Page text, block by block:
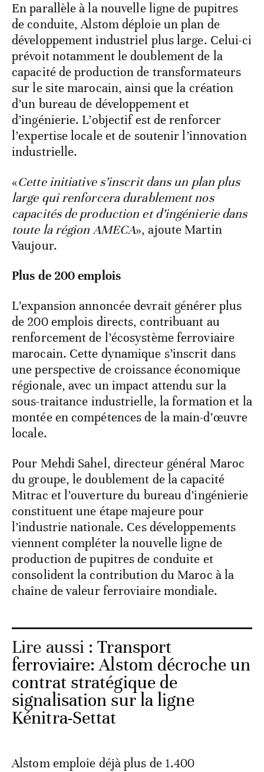
En parallèle à la nouvelle ligne de pupitres
de conduite, Alstom déploie un plan de
développement industriel plus large. Celui-ci
prévoit notamment le doublement de la
capacité de production de transformateurs
sur le site marocain, ainsi que la création
d’un bureau de développement et
d’ingénierie. L’objectif est de renforcer
l’expertise locale et de soutenir l’innovation
industrielle.
«Cette initiative s’inscrit dans un plan plus
large qui renforcera durablement nos
capacités de production et d’ingénierie dans
toute la région AMECA», ajoute Martin
Vaujour.
Plus de 200 emplois
L’expansion annoncée devrait générer plus
de 200 emplois directs, contribuant au
renforcement de l’écosystème ferroviaire
marocain. Cette dynamique s’inscrit dans
une perspective de croissance économique
régionale, avec un impact attendu sur la
sous-traitance industrielle, la formation et la
montée en compétences de la main-d’œuvre
locale.
Pour Mehdi Sahel, directeur général Maroc
du groupe, le doublement de la capacité
Mitrac et l’ouverture du bureau d’ingénierie
constituent une étape majeure pour
l’industrie nationale. Ces développements
viennent compléter la nouvelle ligne de
production de pupitres de conduite et
consolident la contribution du Maroc à la
chaîne de valeur ferroviaire mondiale.
Lire aussi :Transport
ferroviaire: Alstom décroche un
contrat stratégique de
signalisation sur la ligne
Kénitra-Settat
Alstom emploie déjà plus de 1.400